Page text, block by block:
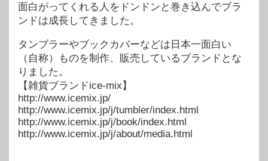
面白がってくれる人をドンドンと巻き込んでブラ
ンドは成長してきました。
タンブラーやブックカバーなどは日本一面白い
（自称）ものを制作、販売しているブランドとな
りました。
【雑貨ブランドice-mix】
http://www.icemix.jp/
http://www.icemix.jp/j/tumbler/index.html
http://www.icemix.jp/j/book/index.html
http://www.icemix.jp/j/about/media.html